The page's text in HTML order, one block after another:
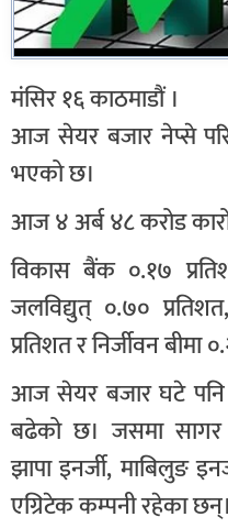
मंसिर १६ काठमाडौं ।
आज सेयर बजार नेप्से
भएको छ।
आज ४ अर्ब ४८ करोड
विकास बैंक ०.१७
जलविद्युत् ०.७०
प्रतिशत र निर्जीवन बीमा
आज सेयर बजार घटे पनि
बढेको छ। जसमा सागर
झापा इनर्जी, माबिलुङ
एग्रिटेक कम्पनी रहेका छन्।